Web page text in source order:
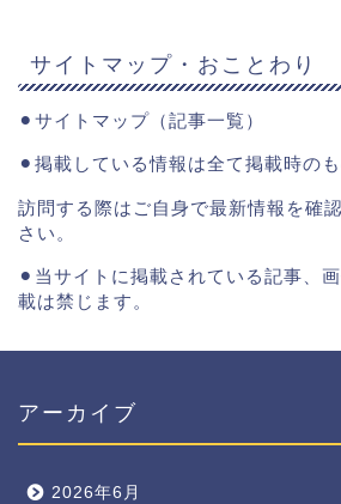
サイトマップ・おことわり
⚫︎ サイトマップ（記事一覧）
⚫︎掲載している情報は全て掲載時のも
訪問する際はご自身で最新情報を確
さい。
⚫︎当サイトに掲載されている記事、
載は禁じます。
アーカイブ
2026年6月